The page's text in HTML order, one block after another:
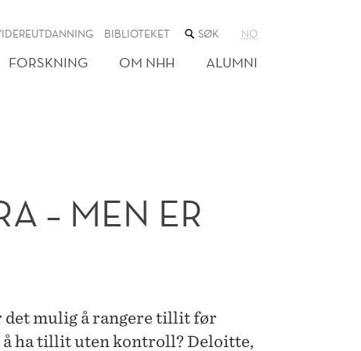
BIBLIOTEKET SØK
NETTSTEDET
NO
FORSKNING OM NHH ALUMNI
– MEN ER
det mulig å rangere tillit før
ha tillit uten kontroll? Deloitte,